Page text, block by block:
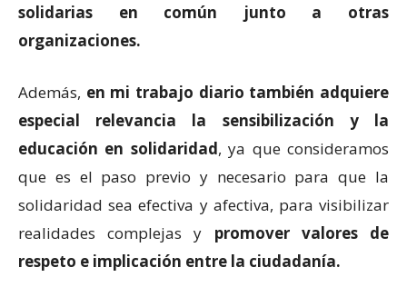
solidarias en común junto a otras
organizaciones.
Además, en mi trabajo diario también adquiere
especial relevancia la sensibilización y la
educación en solidaridad, ya que consideramos
que es el paso previo y necesario para que la
solidaridad sea efectiva y afectiva, para visibilizar
realidades complejas y promover valores de
respeto e implicación entre la ciudadanía.